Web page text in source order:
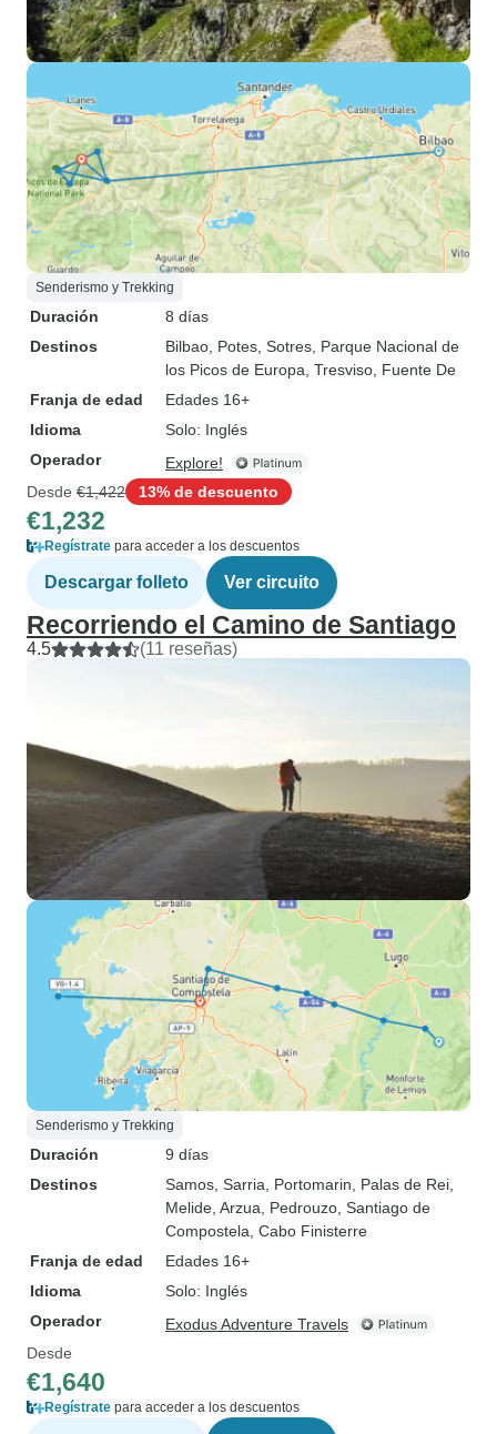
Senderismo y Trekking
Duración
8 días
Destinos
Bilbao , Potes , Sotres , Parque Nacional de
los Picos de Europa , Tresviso , Fuente De
Franja de edad
Edades 16+
Idioma
Solo: Inglés
Operador
Explore!
Desde €1,422 13% de descuento
€1,232
Regístrate para acceder a los descuentos
Descargar folleto Ver circuito
Recorriendo el Camino de Santiago
4.5 (11 reseñas)
Senderismo y Trekking
Duración
9 días
Destinos
Samos , Sarria , Portomarin , Palas de Rei
Melide , Arzua , Pedrouzo , Santiago de
Compostela , Cabo Finisterre
Franja de edad
Edades 16+
Idioma
Solo: Inglés
Operador
Exodus Adventure Travels
Desde
€1,640
Regístrate para acceder a los descuentos